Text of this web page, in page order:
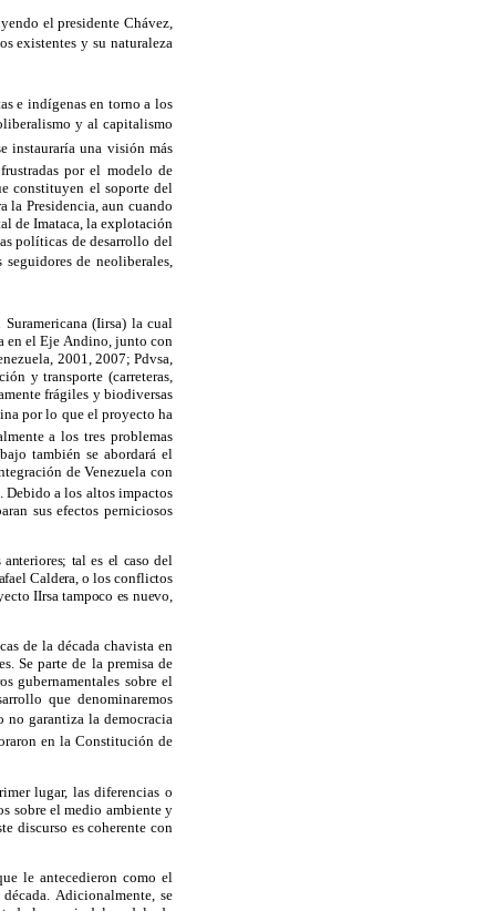
el presidente Chávez,
existentes y su naturaleza
e indígenas en torno a los
y al capitalismo
instauraría una visión más
por el modelo de
constituyen el soporte del
la Presidencia, aun cuando
de Imataca, la explotación
políticas de desarrollo del
de neoliberales,
(Iirsa) la cual
en el Eje Andino, junto con
2001, 2007; Pdvsa,
y transporte (carreteras,
frágiles y biodiversas
por lo que el proyecto ha
a los tres problemas
también se abordará el
de Venezuela con
. Debido a los altos impactos
sus efectos perniciosos
tal es el caso del
Caldera, o los conflictos
IIrsa tampoco es nuevo,
de la década chavista en
Se parte de la premisa de
gubernamentales sobre el
que denominaremos
no garantiza la democracia
en la Constitución de
lugar, las diferencias o
sobre el medio ambiente y
discurso es coherente con
le antecedieron como el
Adicionalmente, se